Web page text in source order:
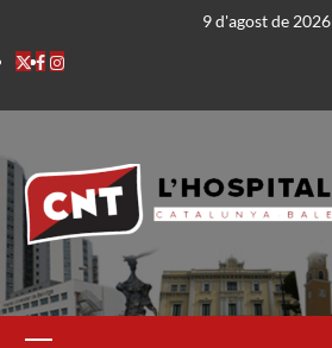
9 d'agost de 2026